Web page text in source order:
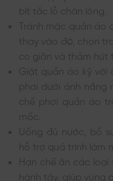
bít tắc lỗ chân lông.
Tránh mặc quần áo
thay vào đó, chọn
co giãn và thấm hút
Giặt quần áo kỹ với
phơi dưới ánh nắng
chế phơi quần áo
mốc.
Uống đủ nước, bổ
hỗ trợ quá trình làm
Hạn chế ăn các loại
hành tây, giúp vùng